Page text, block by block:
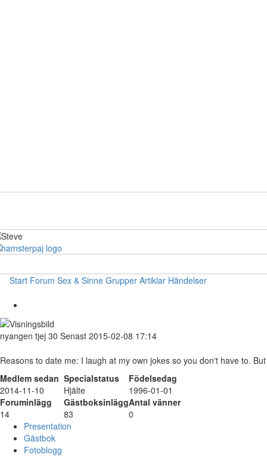
Start Forum Sex & Sinne Grupper Artiklar Händelser
nyangen tjej 30 Senast 2015-02-08 17:14
Reasons to date me: I laugh at my own jokes so you don't have to.
Medlem sedan Specialstatus
Födelsedag
2014-11-10
Hjälte
1996-01-01
Foruminlägg
GästboksinläggAntal vänner
14
83
0
Presentation
Gästbok
Fotoblogg